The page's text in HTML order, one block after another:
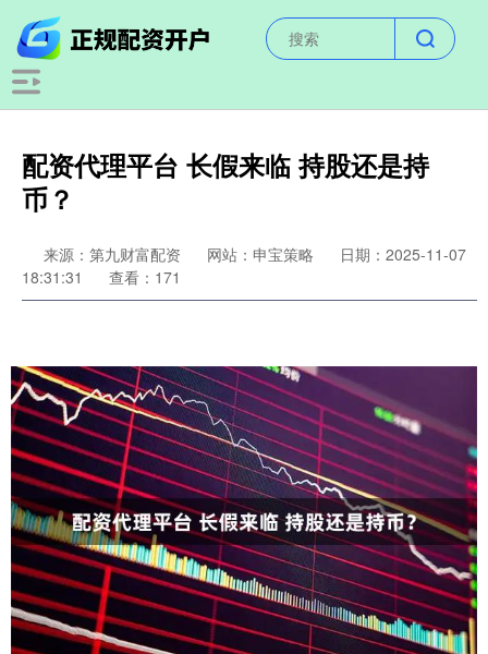
配资代理平台 长假来临 持股还是持
币？
来源：第九财富配资 网站：申宝策略
日期：2025-11-07
18:31:31
查看：171